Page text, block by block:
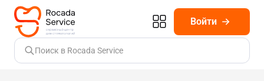
Войти
Поиск в Rocada Service